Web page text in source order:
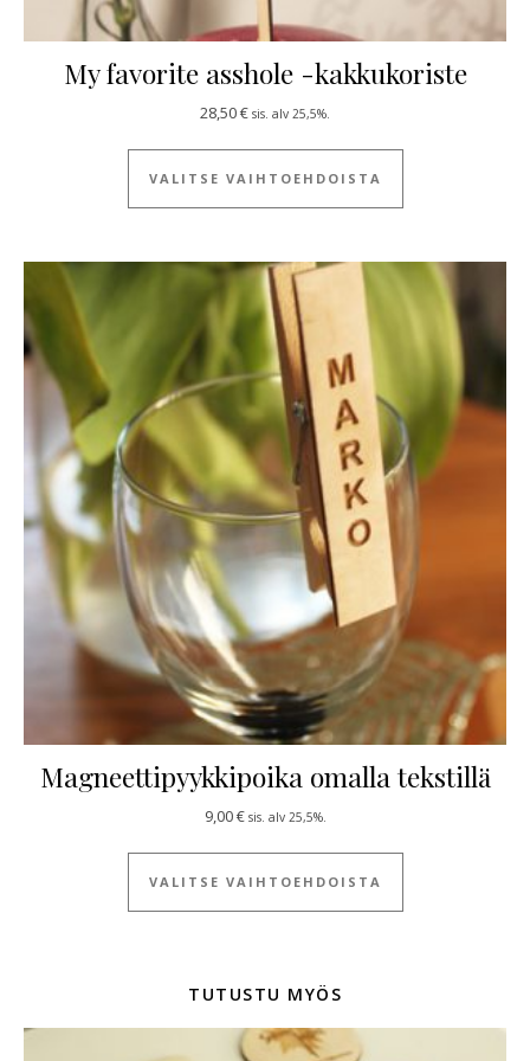
My favorite asshole -kakkukoriste
28,50€ sis. alv 25,5%.
VALITSE VAIHTOEHDOISTA
Tällä tuotteella
Magneettipyykkipoika omalla tekstillä
9,00€ sis. alv 25,5%.
VALITSE VAIHTOEHDOISTA
Tällä tuotteella
TUTUSTU MYÖS